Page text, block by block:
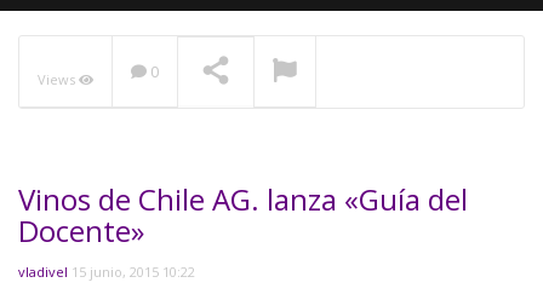
Views 0
Vinos de Chile AG. lanza «Guía del
Docente»
vladivel 15 junio, 2015 10:22